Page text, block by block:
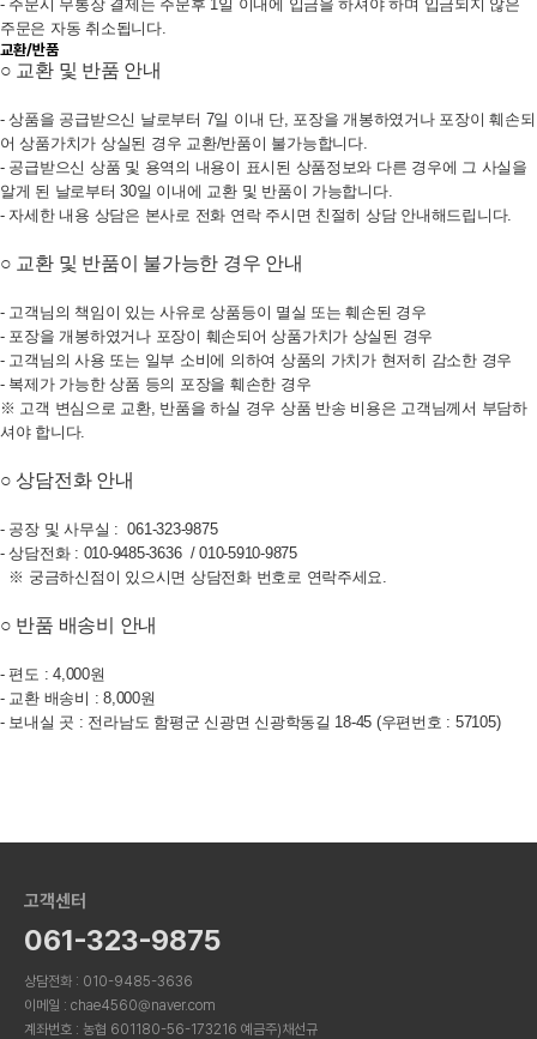
- 주문시 무통장 결제는 주문후 1일 이내에 입금을 하셔야 하며 입금되지 않은
주문은 자동 취소됩니다.
교환/반품
○ 교환 및 반품 안내
- 상품을 공급받으신 날로부터 7일 이내 단, 포장을 개봉하였거나 포장이 훼손되
어 상품가치가 상실된 경우 교환/반품이 불가능합니다.
- 공급받으신 상품 및 용역의 내용이 표시된 상품정보와 다른 경우에 그 사실을
알게 된 날로부터 30일 이내에 교환 및 반품이 가능합니다.
- 자세한 내용 상담은 본사로 전화 연락 주시면 친절히 상담 안내해드립니다.
○ 교환 및 반품이 불가능한 경우 안내
- 고객님의 책임이 있는 사유로 상품등이 멸실 또는 훼손된 경우
- 포장을 개봉하였거나 포장이 훼손되어 상품가치가 상실된 경우
- 고객님의 사용 또는 일부 소비에 의하여 상품의 가치가 현저히 감소한 경우
- 복제가 가능한 상품 등의 포장을 훼손한 경우
※ 고객 변심으로 교환, 반품을 하실 경우 상품 반송 비용은 고객님께서 부담하
셔야 합니다.
○ 상담전화안내
- 공장 및 사무실 : 061-323-9875
- 상담전화 : 010-9485-3636 / 010-5910-9875
※ 궁금하신점이 있으시면 상담전화 번호로 연락주세요.
○ 반품 배송비 안내
- 편도 : 4,000원
- 교환 배송비 : 8,000원
- 보내실 곳 : 전라남도 함평군 신광면 신광학동길 18-45 (우편번호 : 57105)
고객센터
061-323-9875
상담전화 : 010-9485-3636
이메일 : chae4560@naver.com
계좌번호 : 농협 601180-56-173216 예금주)채선규